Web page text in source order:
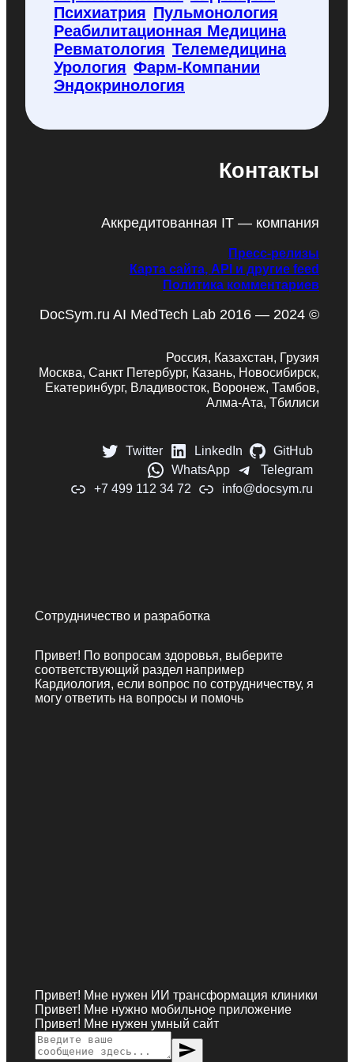
Психиатрия Пульмонология
Реабилитационная Медицина
Ревматология Телемедицина
Урология Фарм-Компании
Эндокринология
Контакты
Аккредитованная IT — компания
Пресс-релизы
Карта сайта, API и другие feed
Политика комментариев
DocSym.ru AI MedTech Lab 2016 — 2024 ©
Россия, Казахстан, Грузия
Москва, Санкт Петербург, Казань, Новосибирск,
Екатеринбург, Владивосток, Воронеж, Тамбов,
Алма-Ата, Тбилиси
Twitter LinkedIn
GitHub
WhatsApp
Telegram
+7 499 112 34 72
info@docsym.ru
Сотрудничество и разработка
Привет! По вопросам здоровья, выберите
соответствующий раздел например
Кардиология, если вопрос по сотрудничеству, я
могу ответить на вопросы и помочь
Привет! Мне нужен ИИ трансформация клиники
Привет! Мне нужно мобильное приложение
Привет! Мне нужен умный сайт
send